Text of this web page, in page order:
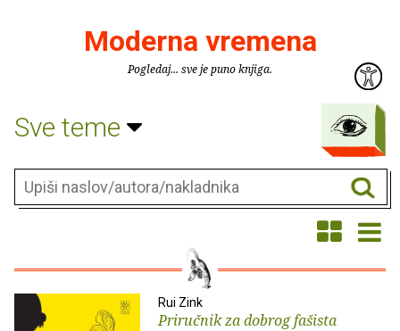
Moderna vremena
Pogledaj... sve je puno knjiga.
Sve teme
Rui Zink
Priručnik za dobrog fašista